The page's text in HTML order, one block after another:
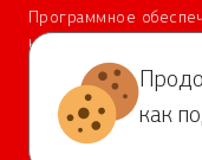
Программное
Комплексная
Сервис и
2025 АО «НВБС»
как